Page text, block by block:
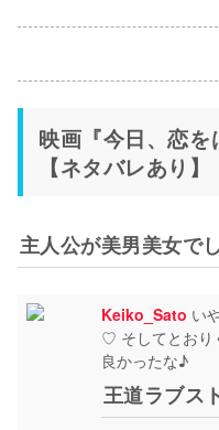
映画『今日、恋
【ネタバレあり】
主人公が美男美女でし
Keiko_Sato い
♡ そしてとおり
良かったな♪
王道ラブス